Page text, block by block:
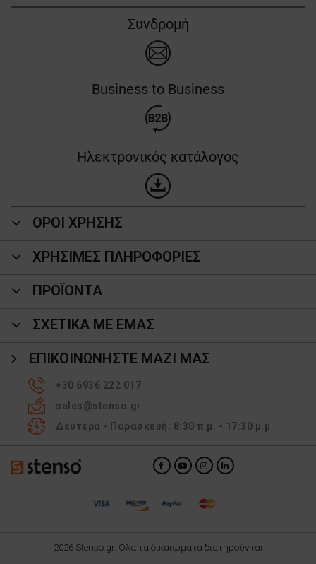
Συνδρομή
Business to Business
Ηλεκτρονικός κατάλογος
ΟΡΟΙ ΧΡΗΣΗΣ
ΧΡΗΣΙΜΕΣ ΠΛΗΡΟΦΟΡΙΕΣ
ΠΡΟΪΌΝΤΑ
ΣΧΕΤΙΚΑ ΜΕ ΕΜΑΣ
ΕΠΙΚΟΙΝΩΝΉΣΤΕ ΜΑΖΊ ΜΑΣ
+30 6936 222 017
sales@stenso.gr
Δευτέρα - Παρασκευή: 8:30 π.μ. - 17:30 μ.μ
2026 Stenso.gr. Ολα τα δικαιώματα διατηρούνται